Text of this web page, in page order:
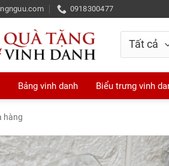
0918300477
Bảng vinh danh Biểu trưng vinh
hàng